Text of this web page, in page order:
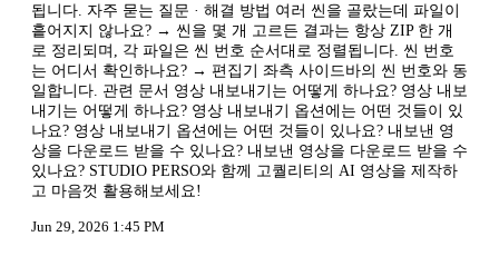
됩니다. 자주 묻는 질문 · 해결 방법 여러 씬을 골랐는데 파일이
흩어지지 않나요? → 씬을 몇 개 고르든 결과는 항상 ZIP 한 개
로 정리되며, 각 파일은 씬 번호 순서대로 정렬됩니다. 씬 번호
는 어디서 확인하나요? → 편집기 좌측 사이드바의 씬 번호와 동
일합니다. 관련 문서 영상 내보내기는 어떻게 하나요? 영상 내보
내기는 어떻게 하나요? 영상 내보내기 옵션에는 어떤 것들이 있
나요? 영상 내보내기 옵션에는 어떤 것들이 있나요? 내보낸 영
상을 다운로드 받을 수 있나요? 내보낸 영상을 다운로드 받을 수
있나요? STUDIO PERSO와 함께 고퀄리티의 AI 영상을 제작하
고 마음껏 활용해보세요!
Jun 29, 2026 1:45 PM